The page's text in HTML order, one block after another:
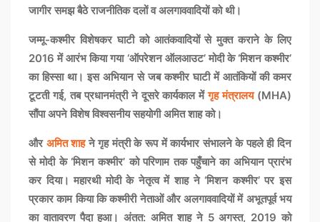
जागीर समझ बैठे राजनीतिक दलों व अलगाववादियों को थी।
जम्मू-कश्मीर विशेषकर घाटी को आतंकवादियों से मुक्त कराने के लिए
2016 में आरंभ किया गया ‘ऑपरेशन ऑलआउट’ मोदी के ‘मिशन कश्मीर’
का हिस्सा था। इस अभियान से जब कश्मीर घाटी में आतंकियों की कमर
टूटती गई, तब प्रधानमंत्री ने दूसरे कार्यकाल मेंगृह मंत्रालय(MHA)
सौंपा अपने विशेष विश्वसनीय सहयोगी अमित शाह को।
और अमित शाहने गृह मंत्री के रूप में कार्यभार संभालने के पहले ही दिन
से मोदी के ‘मिशन कश्मीर’ को परिणाम तक पहुँचाने का अभियान प्रारंभ
कर दिया। महारथी मोदी के नेतृत्व में शाह ने ‘मिशन कश्मीर’ पर इस
प्रकार काम किया कि कश्मीरी नेताओं और अलगाववादियों में अभूतपूर्व भय
का वातावरण पैदा हुआ। अंतत: अमित शाह ने 5 अगस्त, 2019 को